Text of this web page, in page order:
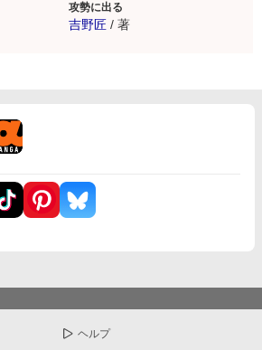
攻勢に出る
吉野匠 / 著
ヘルプ